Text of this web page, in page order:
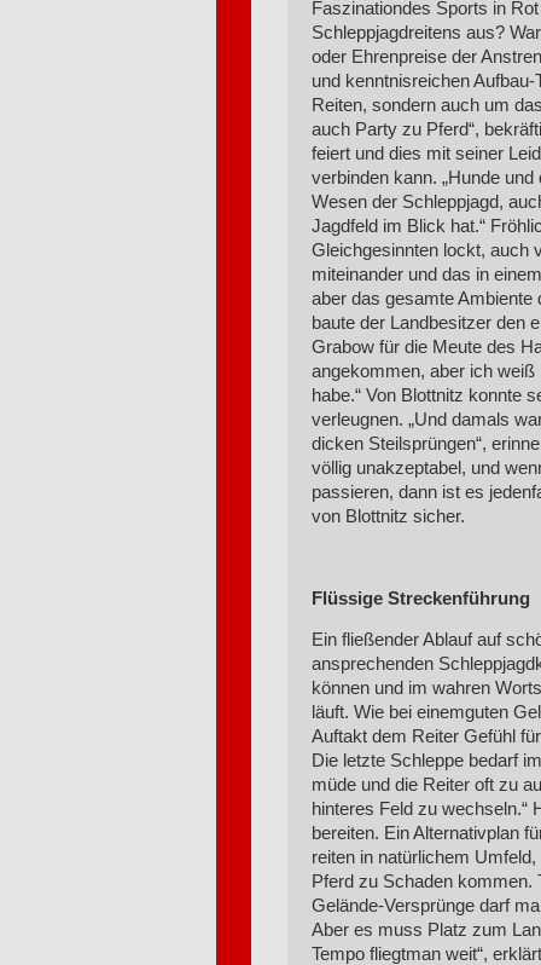
Faszinationdes Sports in
Schleppjagdreitens aus?
oder Ehrenpreise der
und kenntnisreichen
Reiten, sondern auch um
auch Party zu Pferd“,
feiert und dies mit seiner
verbinden kann. „Hunde
Wesen der Schleppjagd,
Jagdfeld im Blick hat.“
Gleichgesinnten lockt, auch
miteinander und das in
aber das gesamte
baute der Landbesitzer den
Grabow für die Meute des
angekommen, aber ich
habe.“ Von Blottnitz konnte
verleugnen. „Und damals
dicken Steilsprüngen“,
völlig unakzeptabel, und
passieren, dann ist es
von Blottnitz sicher.
Flüssige Streckenführung
Ein fließender Ablauf auf
ansprechenden
können und im wahren
läuft. Wie bei einemguten
Auftakt dem Reiter Gefühl
Die letzte Schleppe bedarf
müde und die Reiter oft zu
hinteres Feld zu wechseln.“
bereiten. Ein Alternativplan
reiten in natürlichem
Pferd zu Schaden kommen.
Gelände-Versprünge darf
Aber es muss Platz zum
Tempo fliegtman weit“,